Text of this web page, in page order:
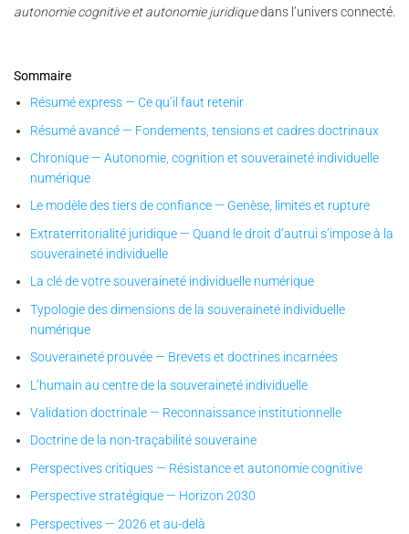
autonomie cognitive et autonomie juridiquedans l’univers connecté.
Sommaire
Résumé express — Ce qu’il faut retenir
Résumé avancé — Fondements, tensions et cadres doctrinaux
Chronique — Autonomie, cognition et souveraineté individuelle
numérique
Le modèle des tiers de confiance — Genèse, limites et rupture
Extraterritorialité juridique — Quand le droit d’autrui s’impose à la
souveraineté individuelle
La clé de votre souveraineté individuelle numérique
Typologie des dimensions de la souveraineté individuelle
numérique
Souveraineté prouvée — Brevets et doctrines incarnées
L’humain au centre de la souveraineté individuelle
Validation doctrinale — Reconnaissance institutionnelle
Doctrine de la non-traçabilité souveraine
Perspectives critiques — Résistance et autonomie cognitive
Perspective stratégique — Horizon 2030
Perspectives — 2026 et au-delà